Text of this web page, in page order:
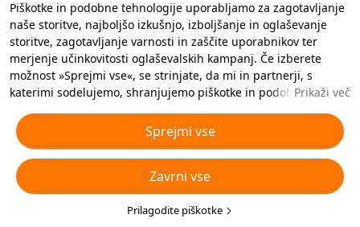
Piškotke in podobne tehnologije uporabljamo za zagotavljanje
naše storitve, najboljšo izkušnjo, izboljšanje in oglaševanje
storitve, zagotavljanje varnosti in zaščite uporabnikov ter
merjenje učinkovitosti oglaševalskih kampanj. Če izberete
možnost »Sprejmi vse«, se strinjate, da mi in partnerji, s
katerimi sodelujemo, shranjujemo piškotke in podobne
na »Prilagodi piškotke« spodaj ali kadar koli v nastavitvah
zasebnosti lahko zavrnete vse nebistvene piškotke ali izberete,
katere vrste piškotkov želite sprejeti ali onemogočiti. Za več
podrobnosti si oglejte našPravilnik o piškotkih in podobnih
tehnologijah.
Prikaži več
Sprejmi vse
Zavrni vse
Prilagodite piškotke